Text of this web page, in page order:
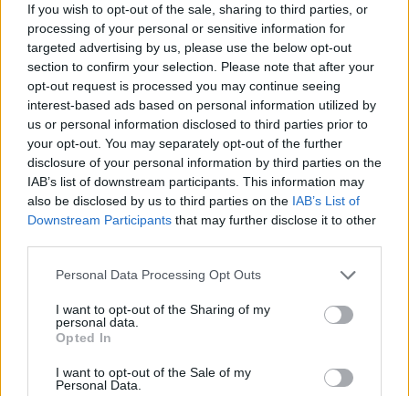
If you wish to opt-out of the sale, sharing to third parties, or
processing of your personal or sensitive information for
targeted advertising by us, please use the below opt-out
section to confirm your selection. Please note that after your
opt-out request is processed you may continue seeing
interest-based ads based on personal information utilized by
us or personal information disclosed to third parties prior to
your opt-out. You may separately opt-out of the further
disclosure of your personal information by third parties on the
IAB’s list of downstream participants. This information may
also be disclosed by us to third parties on the IAB’s List of
Downstream Participants that may further disclose it to other
Personal Data Processing Opt Outs
I want to opt-out of the Sharing of my
personal data.
Opted In
I want to opt-out of the Sale of my
Personal Data.
Ekologická úzkost,
environmentální žal, klimatický
smutek. Jsou to nové
fenomény, nebo prožívali
podobné pocity i lidé v
minulosti? Obavy z měnícího se životního prostředí jsou na jednu
stranu přirozené a racionální. Někdy ale mohou narůst až do
takové míry, že člověka paralyzují. Jak poznáme, že nastal čas říci si
o podporu nebo pomoc a kde ji hledat? I o tom jsme hovořili s
Martinem Nawrathem, terapeutem a facilitátorem zabývajícím se
péčí o duševní zdraví také v kontextu probíhající klimatické krize a
proměn životního prostředí.
„Furt ve střehu.“ Manažer přírody Vilém Jurek o
26.11.2025 | PRAHA (Ekolist.cz)
Vilém Jurek je krajinný ekolog,
který zasvětil svůj profesní
končící projekt LIFE South